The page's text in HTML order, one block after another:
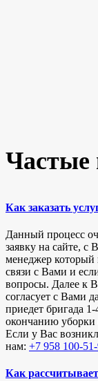
Частые
Как заказать
Данный процесс
заявку на сайте,
менеджер который
связи с Вами и
вопросы. Далее к
согласует с Вами
приедет бригада
окончанию уборки
Если у Вас
нам: +7 958 100-
Как